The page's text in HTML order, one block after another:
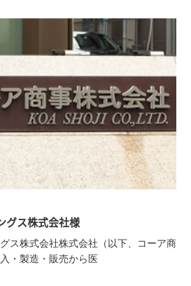
グス株式会社様
ス株式会社株式会社（以下、コーア商
・製造・販売から医